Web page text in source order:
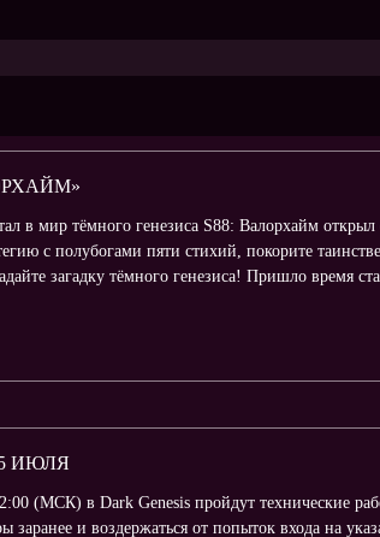
в мир тёмного генезиса S88: Валорхайм открыл
с полубогами пяти стихий, покорите
загадку тёмного генезиса! Пришло время
ИЮЛЯ
(МСК) в Dark Genesis пройдут технические
заранее и воздержаться от попыток входа на